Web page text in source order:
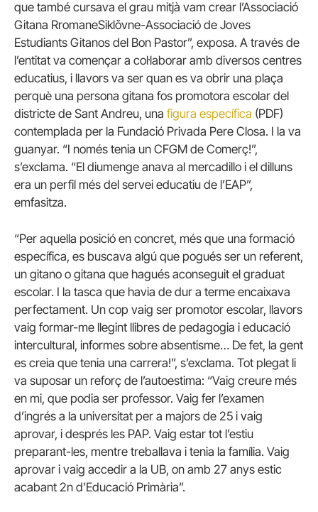
que també cursava el grau mitjà vam crear l’Associació
Gitana RromaneSiklǒvne-Associació de Joves
Estudiants Gitanos del Bon Pastor”, exposa. A través de
l’entitat va començar a col·laborar amb diversos centres
educatius, i llavors va ser quan es va obrir una plaça
perquè una persona gitana fos promotora escolar del
districte de Sant Andreu, una figura específica (PDF)
contemplada per la Fundació Privada Pere Closa. I la va
guanyar. “I només tenia un CFGM de Comerç!”,
s’exclama. “El diumenge anava al mercadillo i el dilluns
era un perfil més del servei educatiu de l’EAP”,
emfasitza.
“Per aquella posició en concret, més que una formació
específica, es buscava algú que pogués ser un referent,
un gitano o gitana que hagués aconseguit el graduat
escolar. I la tasca que havia de dur a terme encaixava
perfectament. Un cop vaig ser promotor escolar, llavors
vaig formar-me llegint llibres de pedagogia i educació
intercultural, informes sobre absentisme… De fet, la gent
es creia que tenia una carrera!”, s’exclama. Tot plegat li
va suposar un reforç de l’autoestima: “Vaig creure més
en mi, que podia ser professor. Vaig fer l’examen
d’ingrés a la universitat per a majors de 25 i vaig
aprovar, i després les PAP. Vaig estar tot l’estiu
preparant-les, mentre treballava i tenia la família. Vaig
aprovar i vaig accedir a la UB, on amb 27 anys estic
acabant 2n d’Educació Primària”.